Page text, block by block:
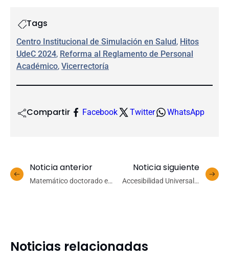
Tags
Centro Institucional de Simulación en Salud, Hitos
UdeC 2024, Reforma al Reglamento de Personal
Académico, Vicerrectoría
Compartir Facebook Twitter WhatsApp
Noticia anterior
Matemático doctorado en
Noticia siguiente
Accesibilidad Universal y
Noticias relacionadas